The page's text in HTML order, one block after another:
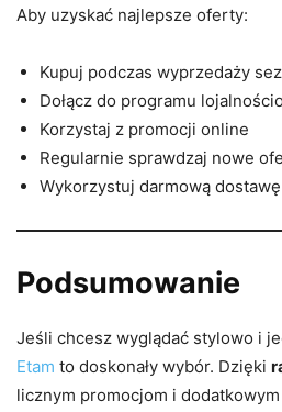
Aby uzyskać najlepsze oferty:
Kupuj podczas wyprzedaży
Dołącz do programu
Korzystaj z promocji online
Regularnie sprawdzaj nowe
Wykorzystuj darmową dostawę
Podsumowanie
Jeśli chcesz wyglądać stylowo i
Etam to doskonały wybór. Dzięki
licznym promocjom i